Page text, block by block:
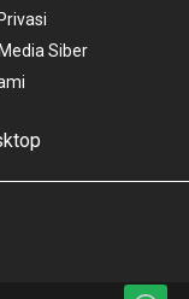
Siber